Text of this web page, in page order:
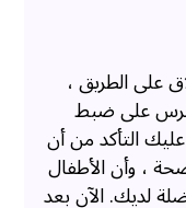
على الطريق ،
على ضبط
التأكد من أن
، وأن الأطفال
لديك. الآن بعد